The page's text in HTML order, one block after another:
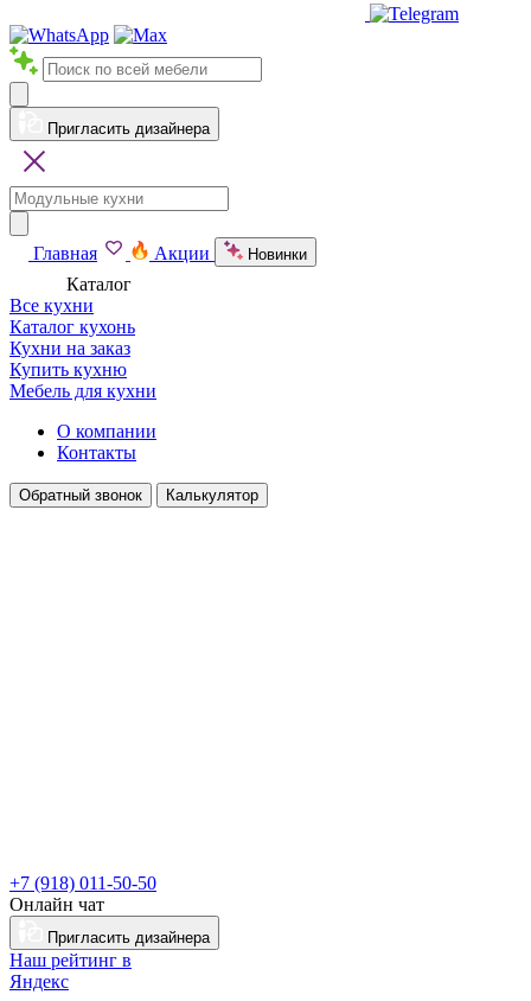
Пригласить дизайнера
Главная Акции Новинки
Каталог
Все кухни
Каталог кухонь
Кухни на заказ
Купить кухню
Мебель для кухни
О компании
Контакты
Обратный звонок Калькулятор
+7 (918) 011-50-50
Онлайн чат
Пригласить дизайнера
Наш рейтинг в
Яндекс